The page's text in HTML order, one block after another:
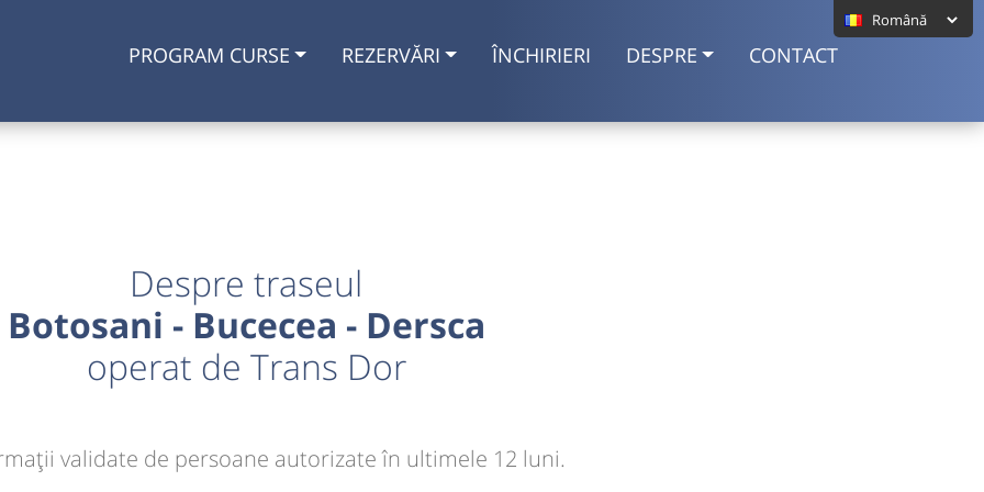
PROGRAM CURSE REZERVĂRI ÎNCHIRIERI DESPRE CONTACT
Despre traseul
Botosani - Bucecea - Dersca
operat de Trans Dor
validate de persoane autorizate în ultimele 12 luni.